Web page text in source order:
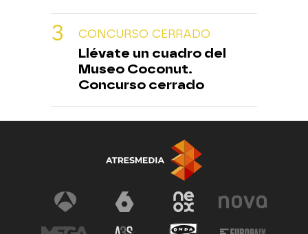
CONCURSO CERRADO
Llévate un cuadro del
Museo Coconut.
Concurso cerrado